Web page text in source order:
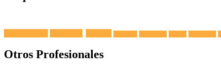
Otros Profesionales